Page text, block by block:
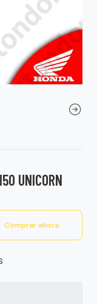
UNICORN
Comprar ahora